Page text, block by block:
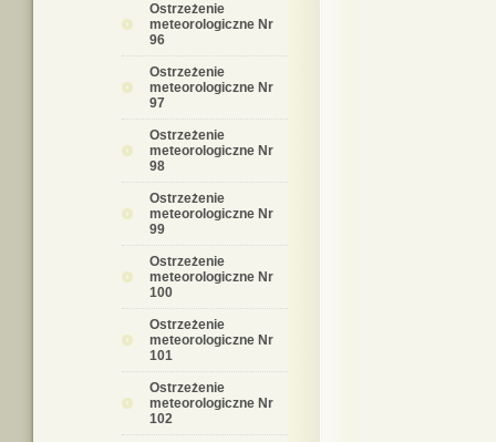
Ostrzeżenie
meteorologiczne Nr
96
Ostrzeżenie
meteorologiczne Nr
97
Ostrzeżenie
meteorologiczne Nr
98
Ostrzeżenie
meteorologiczne Nr
99
Ostrzeżenie
meteorologiczne Nr
100
Ostrzeżenie
meteorologiczne Nr
101
Ostrzeżenie
meteorologiczne Nr
102